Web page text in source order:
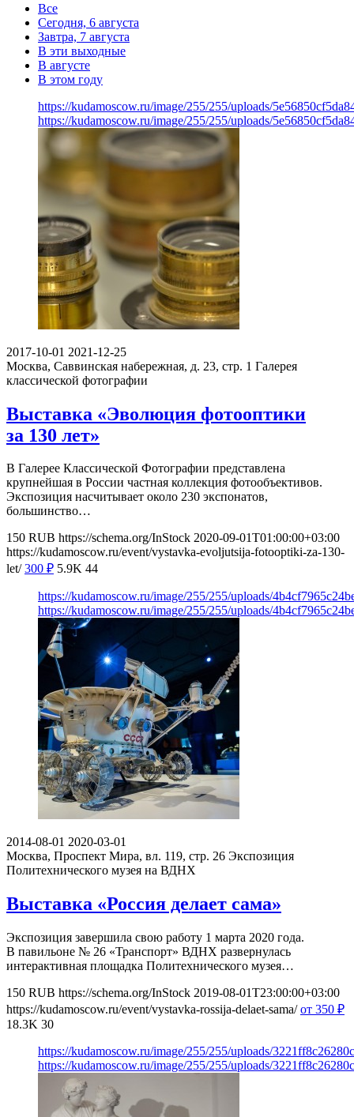
Все
Сегодня, 6 августа
Завтра, 7 августа
В эти выходные
В августе
В этом году
https://kudamoscow.ru/image/255/255/uploads/
https://kudamoscow.ru/image/255/255/uploads/
2017-10-01 2021-12-25
Москва, Саввинская набережная, д. 23, стр. 1 Галерея
классической фотографии
Выставка «Эволюция фотооптики
за 130 лет»
В Галерее Классической Фотографии представлена
крупнейшая в России частная коллекция фотообъективов.
Экспозиция насчитывает около 230 экспонатов,
большинство…
150 RUB https://schema.org/InStock 2020-09-01T01:00:00+03:00
https://kudamoscow.ru/event/vystavka-evoljutsija-fotooptiki-za-130-
let/ 300 ₽ 5.9K 44
https://kudamoscow.ru/image/255/255/uploads/
https://kudamoscow.ru/image/255/255/uploads/
2014-08-01 2020-03-01
Москва, Проспект Мира, вл. 119, стр. 26 Экспозиция
Политехнического музея на ВДНХ
Выставка «Россия делает сама»
Экспозиция завершила свою работу 1 марта 2020 года.
В павильоне № 26 «Транспорт» ВДНХ развернулась
интерактивная площадка Политехнического музея…
150 RUB https://schema.org/InStock 2019-08-01T23:00:00+03:00
https://kudamoscow.ru/event/vystavka-rossija-delaet-sama/ от 350 ₽
18.3K 30
https://kudamoscow.ru/image/255/255/uploads/
https://kudamoscow.ru/image/255/255/uploads/